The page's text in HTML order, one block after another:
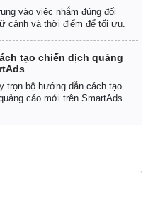
vào việc nhắm đúng đối
cảnh và thời điểm để tối ưu.
tạo chiến dịch quảng
trọn bộ hướng dẫn cách tạo
cáo mới trên SmartAds.